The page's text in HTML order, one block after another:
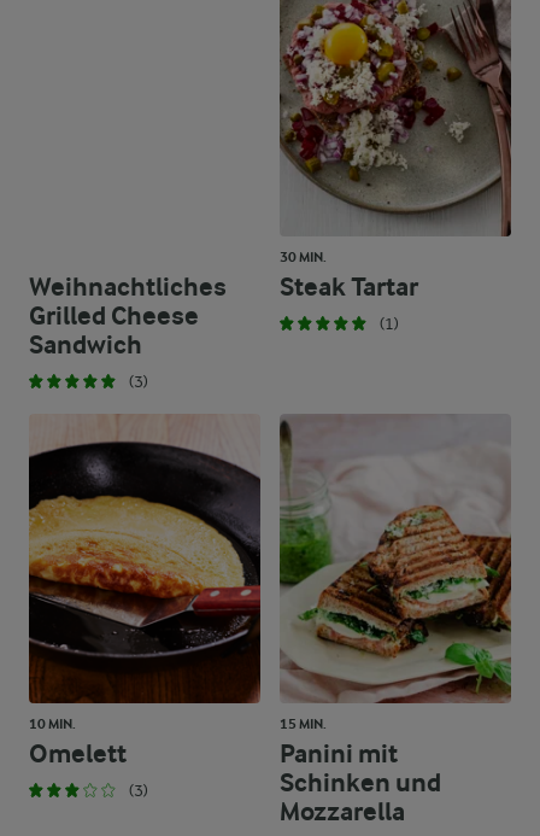
Weihnachtliches
Grilled Cheese
Sandwich
(3)
30 MIN.
Steak Tartar
(1)
10 MIN.
Omelett
(3)
15 MIN.
Panini mit
Schinken und
Mozzarella